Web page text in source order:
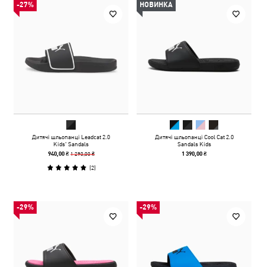
-27%
Дитячі шльопанці Leadcat 2.0
Kids' Sandals
940,00 ₴ 1 290,00 ₴
(2)
НОВИНКА
Дитячі шльопанці Cool Cat 2.0
Sandals Kids
1 390,00 ₴
-29% -29%